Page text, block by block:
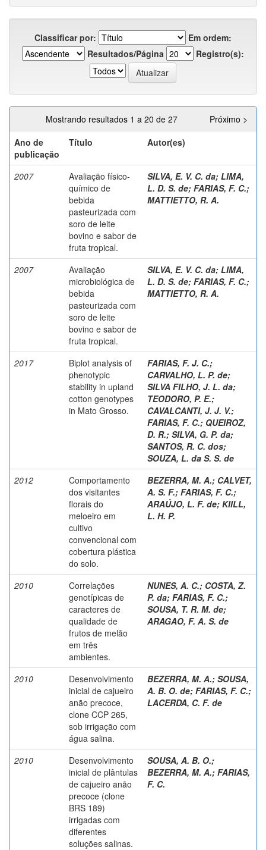
Classificar por:
Em ordem:
Resultados/Página
Registro(s):
Mostrando resultados 1 a 20 de 27
Próximo >
Ano de
publicação
Título Autor(es)
2007
Avaliação físico-
químico de
bebida
pasteurizada com
soro de leite
bovino e sabor de
fruta tropical.
SILVA, E. V. C. da; LIMA,
L. D. S. de; FARIAS, F. C.;
MATTIETTO, R. A.
2007
Avaliação
microbiológica de
bebida
pasteurizada com
soro de leite
bovino e sabor de
fruta tropical.
SILVA, E. V. C. da; LIMA,
L. D. S. de; FARIAS, F. C.;
MATTIETTO, R. A.
2017
Biplot analysis of
phenotypic
stability in upland
cotton genotypes
in Mato Grosso.
FARIAS, F. J. C.;
CARVALHO, L. P. de;
SILVA FILHO, J. L. da;
TEODORO, P. E.;
CAVALCANTI, J. J. V.;
FARIAS, F. C.; QUEIROZ,
D. R.; SILVA, G. P. da;
SANTOS, R. C. dos;
SOUZA, L. da S. S. de
2012
Comportamento
dos visitantes
florais do
meloeiro em
cultivo
convencional com
cobertura plástica
do solo.
BEZERRA, M. A.; CALVET,
A. S. F.; FARIAS, F. C.;
ARAÚJO, L. F. de; KIILL,
L. H. P.
2010
Correlações
genotípicas de
caracteres de
qualidade de
frutos de melão
em três
ambientes.
NUNES, A. C.; COSTA, Z.
P. da; FARIAS, F. C.;
SOUSA, T. R. M. de;
ARAGAO, F. A. S. de
2010
Desenvolvimento
inicial de cajueiro
anão precoce,
clone CCP 265,
sob irrigação com
água salina.
BEZERRA, M. A.; SOUSA,
A. B. O. de; FARIAS, F. C.;
LACERDA, C. F. de
2010
Desenvolvimento
inicial de plântulas
de cajueiro anão
precoce (clone
BRS 189)
irrigadas com
diferentes
soluções salinas.
SOUSA, A. B. O.;
BEZERRA, M. A.; FARIAS,
F. C.